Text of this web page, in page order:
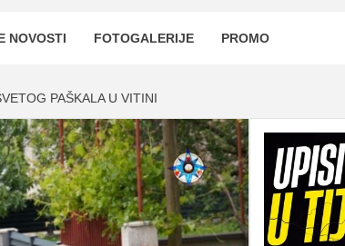
NOVOSTI FOTOGALERIJE PROMO
PAŠKALA U VITINI